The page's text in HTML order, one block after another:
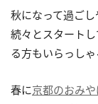
秋になって過ご
続々とスタート
る方もいらっしゃ
春に京都のおみ